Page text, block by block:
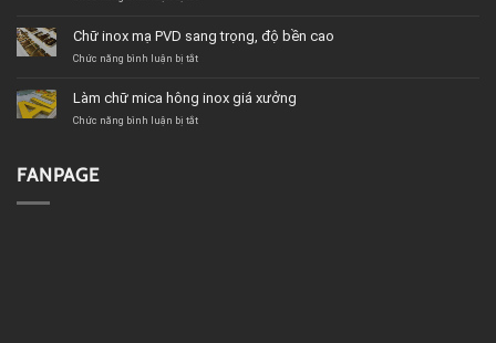
hiệu
chữ
mòn
cao
Chữ inox mạ PVD sang trọng, độ bền cao
Chức năng bình luận bị tắtở
mạ
PVD
Làm chữ mica hông inox giá xưởng
Chức năng bình luận bị tắtở
FANPAGE